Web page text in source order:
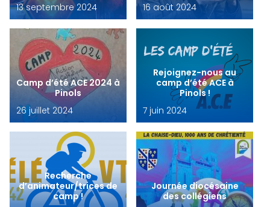
13 septembre 2024
16 août 2024
Camp d’été ACE 2024 à
Pinols
26 juillet 2024
Rejoignez-nous au
camp d’été ACE à
Pinols !
7 juin 2024
Recherche
d’animateur/trices de
camp !
Journée diocésaine
des collégiens